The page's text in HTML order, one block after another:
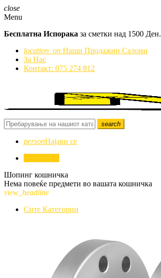
close
Menu
Бесплатна Испорака за сметки над 1500 Ден.
location_on Наши Продажни Салони
За Нас
Контакт: 075 274 812
search
personНајави се
Шопинг кошничка
Нема повеќе предмети во вашата кошничка
view_headline
Сите Категории